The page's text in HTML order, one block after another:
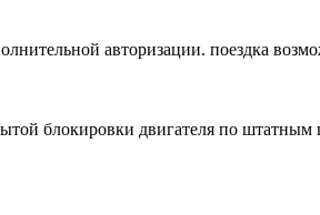
авторизации. поездка
блокировки двигателя по